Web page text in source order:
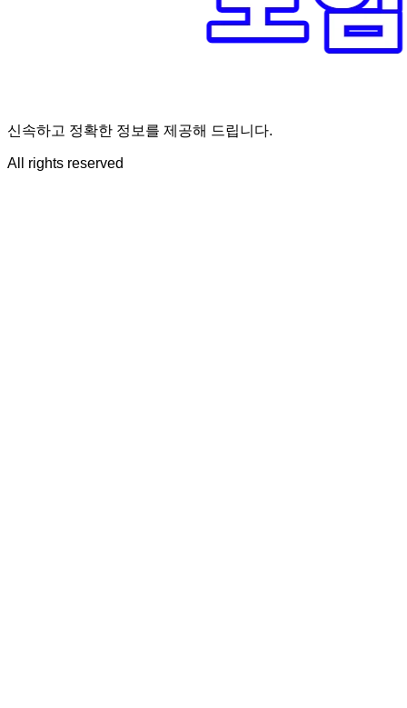
신속하고 정확한 정보를 제공해 드립니다.
All rights reserved